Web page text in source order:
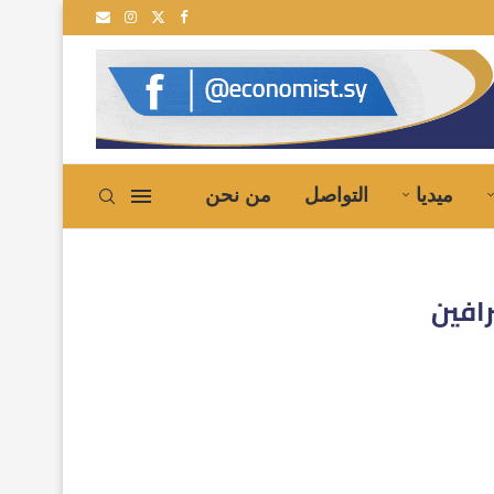
إلى سوريا
ميديا التواصل من نحن